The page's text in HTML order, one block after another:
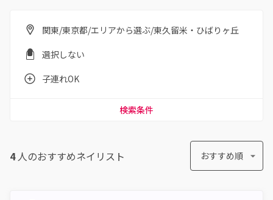
関東/東京都/エリアから選ぶ/東久留米・ひばりヶ丘
選択しない
子連れOK
検索条件
4人のおすすめネイリスト おすすめ順